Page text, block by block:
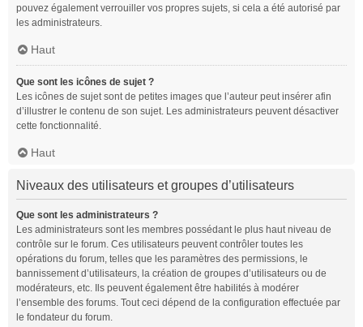
pouvez également verrouiller vos propres sujets, si cela a été autorisé par
les administrateurs.
Haut
Que sont les icônes de sujet ?
Les icônes de sujet sont de petites images que l’auteur peut insérer afin
d’illustrer le contenu de son sujet. Les administrateurs peuvent désactiver
cette fonctionnalité.
Haut
Niveaux des utilisateurs et groupes d’utilisateurs
Que sont les administrateurs ?
Les administrateurs sont les membres possédant le plus haut niveau de
contrôle sur le forum. Ces utilisateurs peuvent contrôler toutes les
opérations du forum, telles que les paramètres des permissions, le
bannissement d’utilisateurs, la création de groupes d’utilisateurs ou de
modérateurs, etc. Ils peuvent également être habilités à modérer
l’ensemble des forums. Tout ceci dépend de la configuration effectuée par
le fondateur du forum.